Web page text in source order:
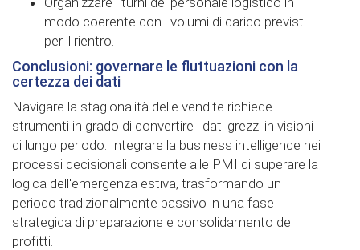
modo coerente con i volumi di carico previsti
per il rientro.
Conclusioni: governare le fluttuazioni con la
certezza dei dati
Navigare la stagionalità delle vendite richiede
strumenti in grado di convertire i dati grezzi in visioni
di lungo periodo. Integrare la business intelligence nei
processi decisionali consente alle PMI di superare la
logica dell'emergenza estiva, trasformando un
periodo tradizionalmente passivo in una fase
strategica di preparazione e consolidamento dei
profitti.